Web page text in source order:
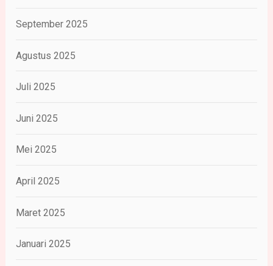
September 2025
Agustus 2025
Juli 2025
Juni 2025
Mei 2025
April 2025
Maret 2025
Januari 2025